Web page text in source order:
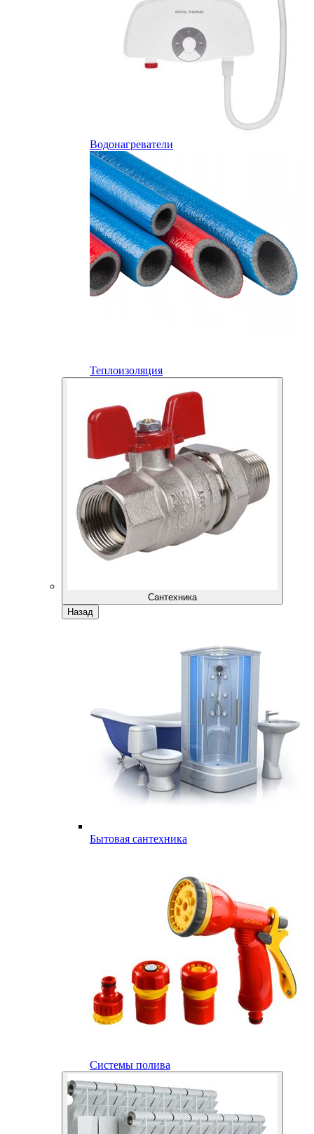
Водонагреватели
Теплоизоляция
Сантехника
Назад
Бытовая сантехника
Системы полива